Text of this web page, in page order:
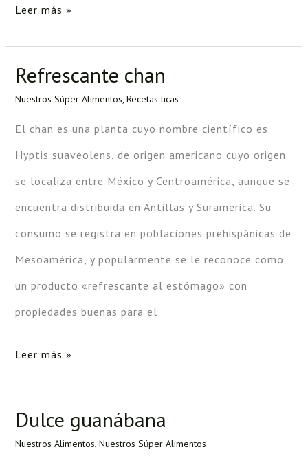
Leer más »
Refrescante chan
Nuestros Súper Alimentos, Recetas ticas
El chan es una planta cuyo nombre científico es
Hyptis suaveolens, de origen americano cuyo origen
se localiza entre México y Centroamérica, aunque se
encuentra distribuida en Antillas y Suramérica. Su
consumo se registra en poblaciones prehispánicas de
Mesoamérica, y popularmente se le reconoce como
un producto «refrescante al estómago» con
propiedades buenas para el
Refrescante
chan
Leer más »
Dulce guanábana
Nuestros Alimentos, Nuestros Súper Alimentos
Dulce
guanábana